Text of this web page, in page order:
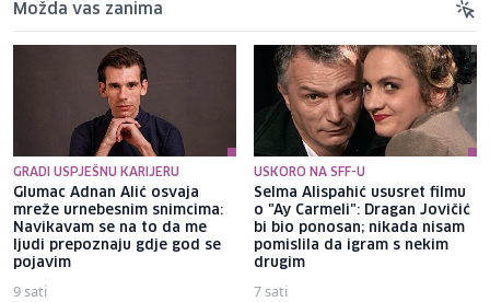
Možda vas zanima
GRADI USPJEŠNU KARIJERU
Glumac Adnan Alić osvaja
mreže urnebesnim snimcima:
Navikavam se na to da me
ljudi prepoznaju gdje god se
pojavim
9 sati
USKORO NA SFF-U
Selma Alispahić ususret filmu
o "Ay Carmeli": Dragan Jovičić
bi bio ponosan; nikada nisam
pomislila da igram s nekim
drugim
7 sati